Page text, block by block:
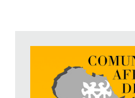
diversità, solidarietà e tolleranza».
Fa specie che la Comunità
composto da 54 Stati e che conta più
«In effetti, qualche problema di
riscontriamo – afferma Constant